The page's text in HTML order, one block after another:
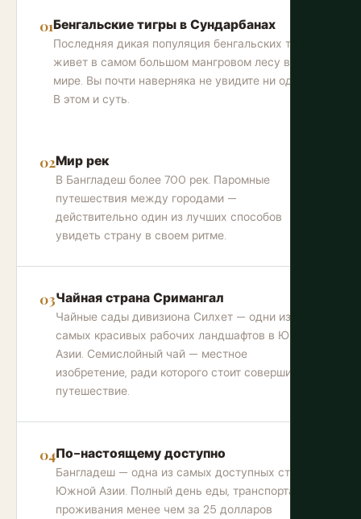
Бенгальские тигры в Сундарбанах
Последняя дикая популяция бенгальских тигров
живет в самом большом мангровом лесу в
мире. Вы почти наверняка не увидите ни одного.
В этом и суть.
Мир рек
В Бангладеш более 700 рек. Паромные
путешествия между городами —
действительно один из лучших способов
увидеть страну в своем ритме.
Чайная страна Сримангал
Чайные сады дивизиона Силхет — одни из
самых красивых рабочих ландшафтов в Южной
Азии. Семислойный чай — местное
изобретение, ради которого стоит совершить
путешествие.
По-настоящему доступно
Бангладеш — одна из самых доступных стран в
Южной Азии. Полный день еды, транспорта и
проживания менее чем за 25 долларов